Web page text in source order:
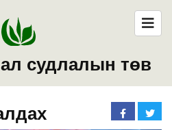
судлалын төв